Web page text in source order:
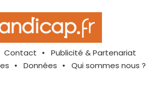
Contact
Publicité & Partenariat
Données Qui sommes nous ?